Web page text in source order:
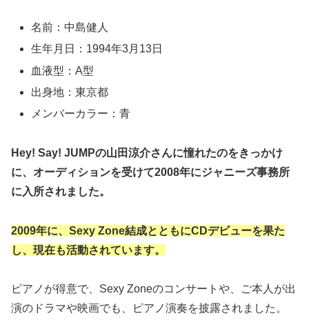
名前：中島健人
生年月日：1994年3月13日
血液型：A型
出身地：東京都
メンバーカラー：青
Hey! Say! JUMPの山田涼介さんに憧れたのをきっかけ
に、オーディションを受けて2008年にジャニーズ事務所
に入所されました。
2009年に、Sexy Zone結成とともにCDデビューを果た
し、現在も活動されています。
ピアノが得意で、Sexy Zoneのコンサートや、ご本人が出
演のドラマや映画でも、ピアノ演奏を披露されました。